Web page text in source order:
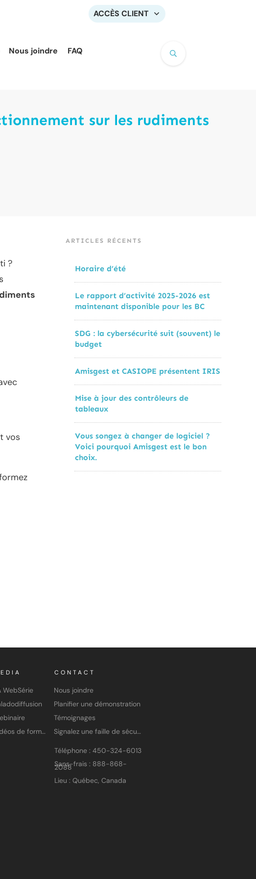
ACCÈS CLIENT
Nous joindre FAQ
sur les rudiments
?
vos
ARTICLES RÉCENTS
Horaire d’été
Le rapport d’activité 2025-2026 est
maintenant disponible pour les BC
SDG : la cybersécurité suit (souvent) le
budget
Amisgest et CASIOPE présentent IRIS
Mise à jour des contrôleurs de
tableaux
Vous songez à changer de logiciel ?
Voici pourquoi Amisgest est le bon
choix.
WebSérie
Vidéos de formation
CONTACT
Nous joindre
Planifier une démonstration
Témoignages
Signalez une faille de sécurité
Téléphone : 450-324-6013
Sans-frais : 888-868-
2088
Lieu : Québec, Canada